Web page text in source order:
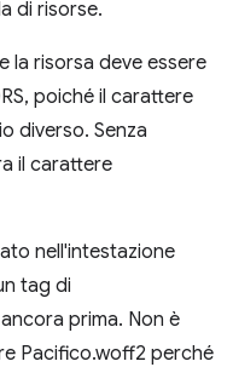
di risorse.
la risorsa deve essere
poiché il carattere
diverso. Senza
il carattere
nell'intestazione
tag di
prima. Non è
Pacifico.woff2 perché